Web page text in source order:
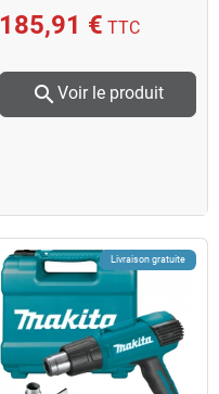
185,91 € TTC
search Voir le produit
Livraison gratuite